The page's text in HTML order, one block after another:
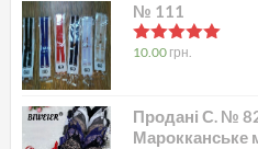
№ 111
в 5.00з 5
10.00 грн.
Продані С. №
Марокканське